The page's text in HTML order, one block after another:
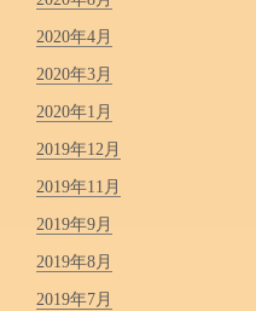
2020年4月
2020年3月
2020年1月
2019年12月
2019年11月
2019年9月
2019年8月
2019年7月